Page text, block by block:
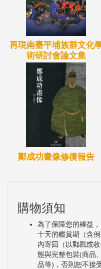
再現南臺平埔族群文化
術研討會論文集
鄭成功畫像修復報告
購物須知
為了保障您的權益
十天的鑑賞期（含
內寄回（以郵戳或
態與完整包裝(商品
品等)，否則恕不接